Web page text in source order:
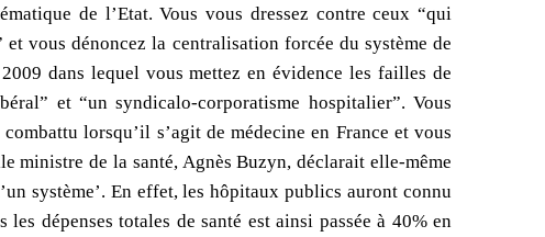
de l’Etat. Vous vous dressez contre ceux “qui
vous dénoncez la centralisation forcée du système de
dans lequel vous mettez en évidence les failles de
et “un syndicalo-corporatisme hospitalier”. Vous
lorsqu’il s’agit de médecine en France et vous
ministre de la santé, Agnès Buzyn, déclarait elle-même
système’. En effet, les hôpitaux publics auront connu
dépenses totales de santé est ainsi passée à 40% en